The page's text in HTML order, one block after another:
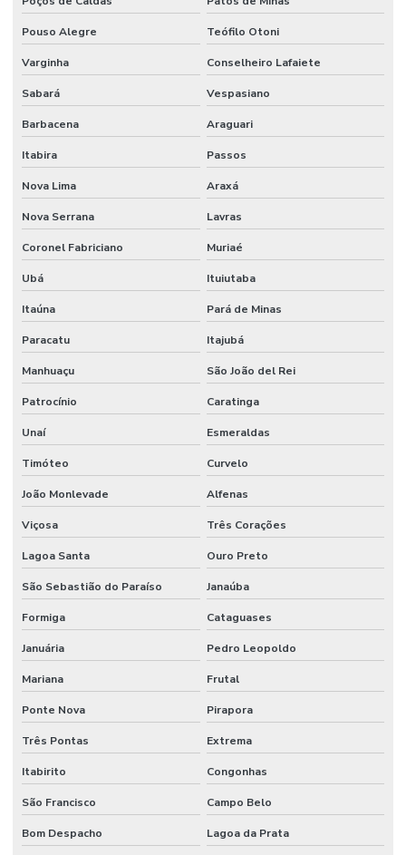
Pouso Alegre Teófilo Otoni
Varginha Conselheiro Lafaiete
Sabará Vespasiano
Barbacena Araguari
Itabira Passos
Nova Lima Araxá
Nova Serrana Lavras
Coronel Fabriciano Muriaé
Ubá Ituiutaba
Itaúna Pará de Minas
Paracatu Itajubá
Manhuaçu São João del Rei
Patrocínio Caratinga
Unaí Esmeraldas
Timóteo Curvelo
João Monlevade Alfenas
Viçosa Três Corações
Lagoa Santa Ouro Preto
São Sebastião do Paraíso Janaúba
Formiga Cataguases
Januária Pedro Leopoldo
Mariana Frutal
Ponte Nova Pirapora
Três Pontas Extrema
Itabirito Congonhas
São Francisco Campo Belo
Bom Despacho Lagoa da Prata